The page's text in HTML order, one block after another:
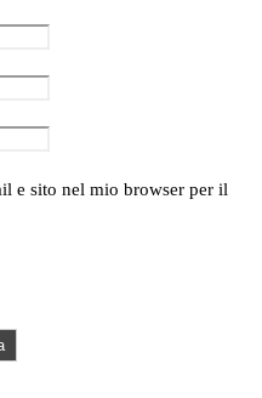
e sito nel mio browser per il